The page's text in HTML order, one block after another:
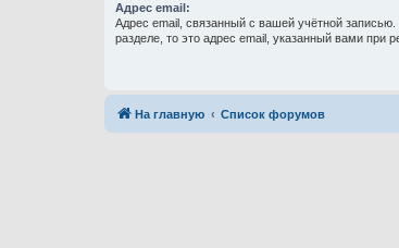
Адрес email:
Адрес email, связанный с вашей учётной
разделе, то это адрес email, указанный вами при
На главную Список форумов